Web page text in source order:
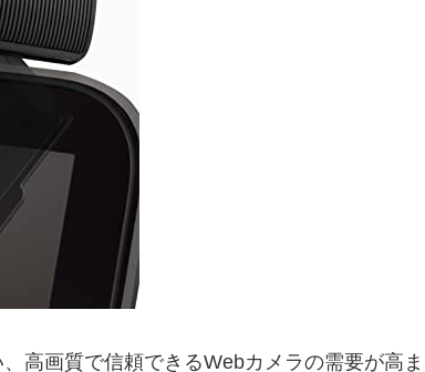
高画質で信頼できるWebカメラの需要が高ま